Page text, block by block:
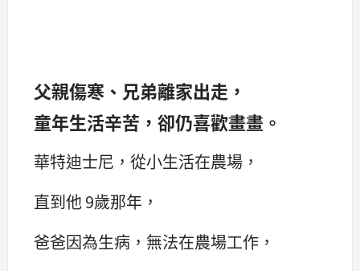
父親傷寒、兄弟離家出走，
童年生活辛苦，卻仍喜歡畫畫。
華特迪士尼，從小生活在農場，
直到他 9歲那年，
爸爸因為生病，無法在農場工作，